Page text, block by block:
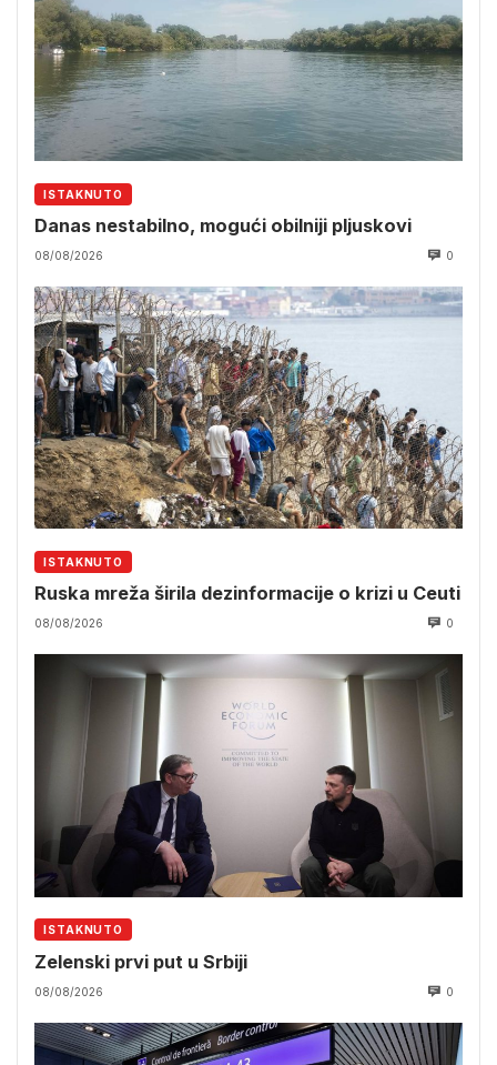
ISTAKNUTO
Danas nestabilno, mogući obilniji pljuskovi
08/08/2026 0
ISTAKNUTO
Ruska mreža širila dezinformacije o krizi u Ceuti
08/08/2026 0
ISTAKNUTO
Zelenski prvi put u Srbiji
08/08/2026 0